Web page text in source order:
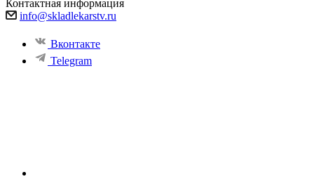
Контактная информация
info@skladlekarstv.ru
Вконтакте
Telegram